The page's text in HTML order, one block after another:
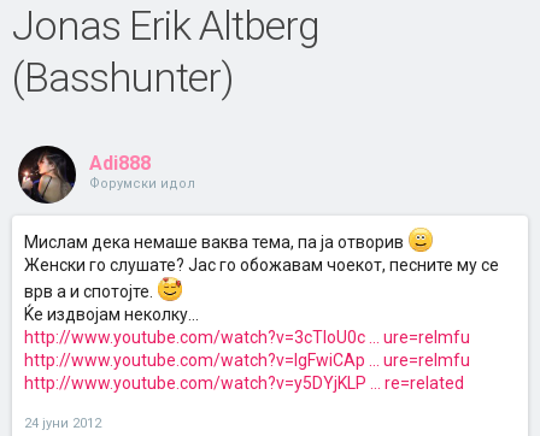
Jonas Erik Altberg
(Basshunter)
Adi888
Форумски идол
Мислам дека немаше ваква тема, па ја отворив
Женски го слушате? Јас го обожавам чоекот, песните му се
врв а и спотојте.
Ќе издвојам неколку...
http://www.youtube.com/watch?v=3cTIoU0c ... ure=relmfu
http://www.youtube.com/watch?v=IgFwiCAp ... ure=relmfu
http://www.youtube.com/watch?v=y5DYjKLP ... re=related
24 јуни 2012